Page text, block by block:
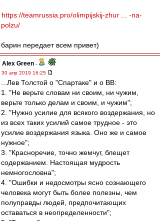
https://teamrussia.pro/olimpijskij-zhur ... -na-
polzu/
барин передает всем привет)
Alex Green -
30 апр 2019 16:25
...Лев Толстой о "Спартаке" и о ВВ:
1. "Не верьте словам ни своим, ни чужим,
верьте только делам и своим, и чужим";
2. "Нужно усилие для всякого воздержания, но
из всех таких усилий самое трудное - это
усилие воздержания языка. Оно же и самое
нужное";
3. "Красноречие, точно жемчуг, блещет
содержанием. Настоящая мудрость
немногословна";
4. "Ошибки и недосмотры ясно сознающего
человека могут быть более полезны, чем
полуправды людей, предпочитающих
оставаться в неопределенности";